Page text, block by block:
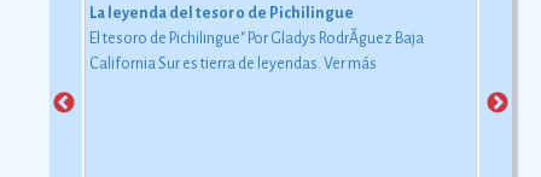
La leyenda del tesoro de Pichilingue
El tesoro de Pichilingue" Por Gladys RodrÃ­guez Baja
California Sur es tierra de leyendas. Ver más